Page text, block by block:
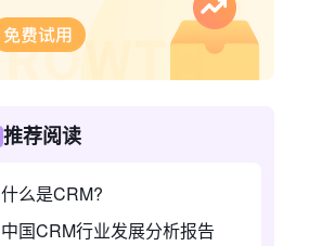
推荐阅读
什么是CRM?
中国CRM行业发展分析报告